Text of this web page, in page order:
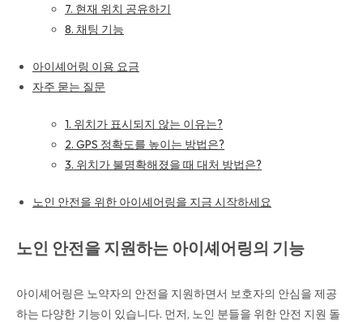
7. 현재 위치 공유하기
8. 채팅 기능
아이셰어링 이용 요금
자주 묻는 질문
1. 위치가 표시되지 않는 이유는?
2. GPS 정확도를 높이는 방법은?
3. 위치가 불명확해졌을 때 대처 방법은?
노인 안전을 위한 아이셰어링을 지금 시작하세요
노인 안전을 지원하는 아이셰어링의 기능
아이셰어링은 노약자의 안전을 지원하면서 보호자의 안심을 제공
하는 다양한 기능이 있습니다. 먼저, 노인 분들을 위한 안전 지원 돌